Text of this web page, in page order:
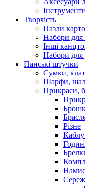
Творчість
Пазли
Набори для
Інші
Набори для
Панські штучки
Сумки,
Шарфи,
Прикраси,
Різне